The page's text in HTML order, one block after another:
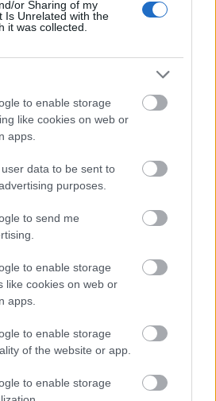
or Sharing of my
Is Unrelated with the
it was collected.
to enable storage
like cookies on web or
apps.
data to be sent to
purposes.
to send me
to enable storage
like cookies on web or
apps.
to enable storage
of the website or app.
to enable storage
at the O2,
Pierce #Genesis